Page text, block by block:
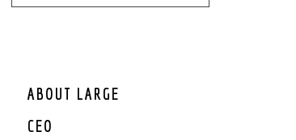
WOMEN SHOES
WOMEN OTHER
WOMEN BRAND
ABOUT LARGE
CEO